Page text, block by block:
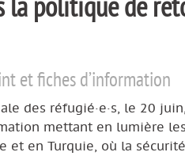
et fiches d’information
des réfugié·e·s, le 20
mettant en lumière
et en Turquie, où la